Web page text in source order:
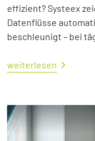
effizient? Systeex
Datenflüsse
beschleunigt – bei
weiterlesen